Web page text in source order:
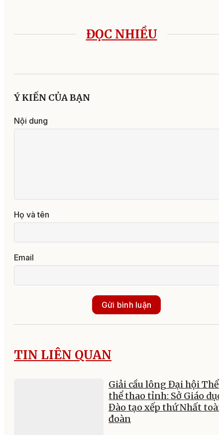
ĐỌC NHIỀU
Ý KIẾN CỦA BẠN
Nội dung
Họ và tên
Email
Gửi bình luận
TIN LIÊN QUAN
Giải cầu lông Đại hội Thể
thể thao tỉnh: Sở Giáo dục
Đào tạo xếp thứ Nhất
đoàn